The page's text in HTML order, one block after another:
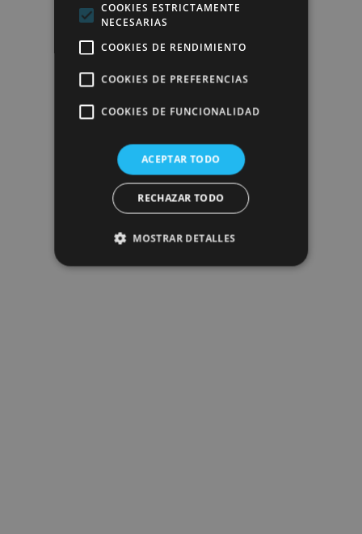
COOKIES ESTRICTAMENTE
NECESARIAS
COOKIES DE RENDIMIENTO
COOKIES DE PREFERENCIAS
COOKIES DE FUNCIONALIDAD
ACEPTAR TODO
RECHAZAR TODO
MOSTRAR DETALLES